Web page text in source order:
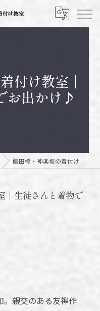
付け教室｜
お出かけ♪
飯田橋・神楽坂の着付け教室｜生徒さんと着物でお出かけ♪
｜生徒さんと着物で
。親交のある友禅作